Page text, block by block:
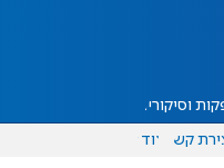
וסיקורים
קשר עוד